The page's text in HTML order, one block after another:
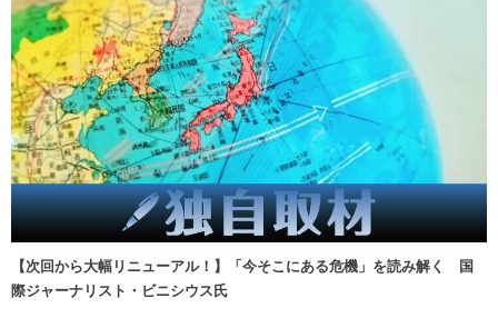
【次回から大幅リニューアル！】「今そこにある危機」を読み解く 国
際ジャーナリスト・ビニシウス氏